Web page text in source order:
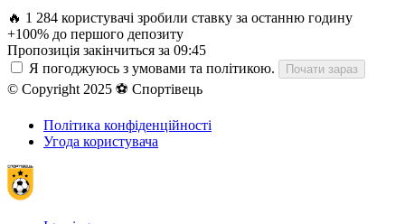
🔥 1 284 користувачі зробили ставку за останню годину
+100% до першого депозиту
Пропозиція закінчиться за 09:44
Я погоджуюсь з умовами та політикою.
Почати зараз
© Copyright 2025 ⚽ Спортівець
Політика конфіденційності
Угода користувача